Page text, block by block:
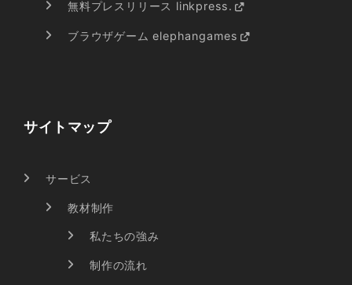
無料プレスリリース linkpress.
ブラウザゲーム elephangames
サイトマップ
サービス
教材制作
私たちの強み
制作の流れ